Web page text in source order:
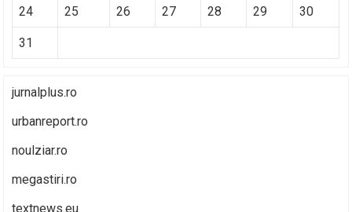
24 25 26 27 28 29 30
31
jurnalplus.ro
urbanreport.ro
noulziar.ro
megastiri.ro
textnews.eu